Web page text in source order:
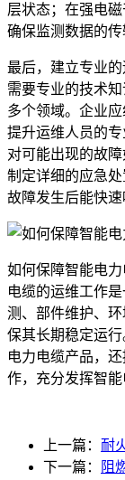
层状态；在强电
确保监测数据的传
最后，建立专业
需要专业的技术
多个领域。企业
提升运维人员的
对可能出现的故
制定详细的应急
故障发生后能快速
如何保障智能电
电缆的运维工作
测、部件维护、
保其长期稳定运行
电力电缆产品，
作，充分发挥智能
上一篇： 耐
下一篇：
阻